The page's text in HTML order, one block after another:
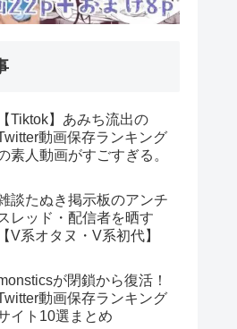
【Tiktok】あみち流出の
動画保存ランキング
素人動画がすごすぎる。
談たぬき掲示板のアンチ
レッド・配信者を晒す
【V系オタヌ・V系初代】
が閉鎖から復活！
動画保存ランキング
イト10選まとめ